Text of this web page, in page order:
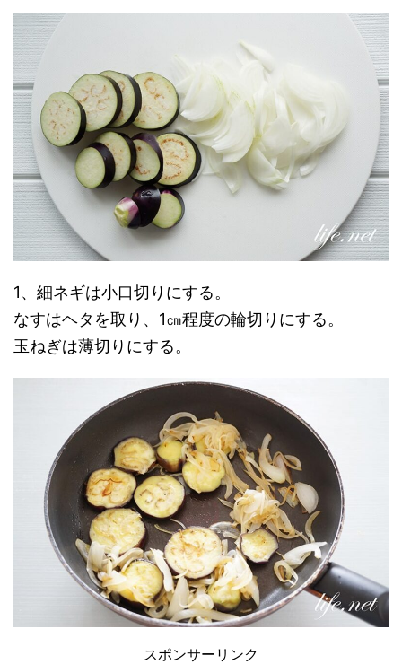
1、細ネギは小口切りにする。
なすはヘタを取り、1㎝程度の輪切りにする。
玉ねぎは薄切りにする。
スポンサーリンク